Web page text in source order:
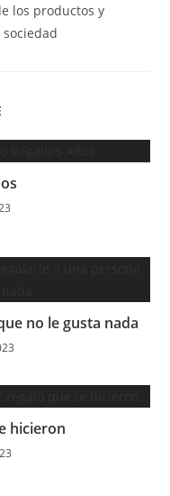
los productos y
no le gusta nada
hicieron